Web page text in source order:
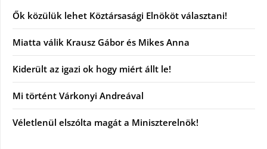
Ők közülük lehet Köztársasági Elnököt választani!
Miatta válik Krausz Gábor és Mikes Anna
Kiderült az igazi ok hogy miért állt le!
Mi történt Várkonyi Andreával
Véletlenül elszólta magát a Miniszterelnök!